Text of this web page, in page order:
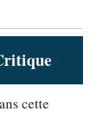
cette